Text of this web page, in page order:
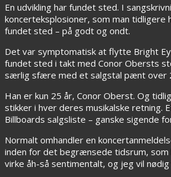
En udvikling har fundet sted. I
koncerteksplosioner, som man
fundet sted – på godt og ondt.
Det var symptomatisk at flytte Bright
fundet sted i takt med Conor Obersts
særlig sfære med et salgstal pænt over
Han er kun 25 år, Conor Oberst. Og
stikker i hver deres musikalske retning.
Billboards salgsliste – ganske sigende
Normalt omhandler en
inden for det begrænsede tidsrum, som
virke åh-så sentimentalt, og jeg vil